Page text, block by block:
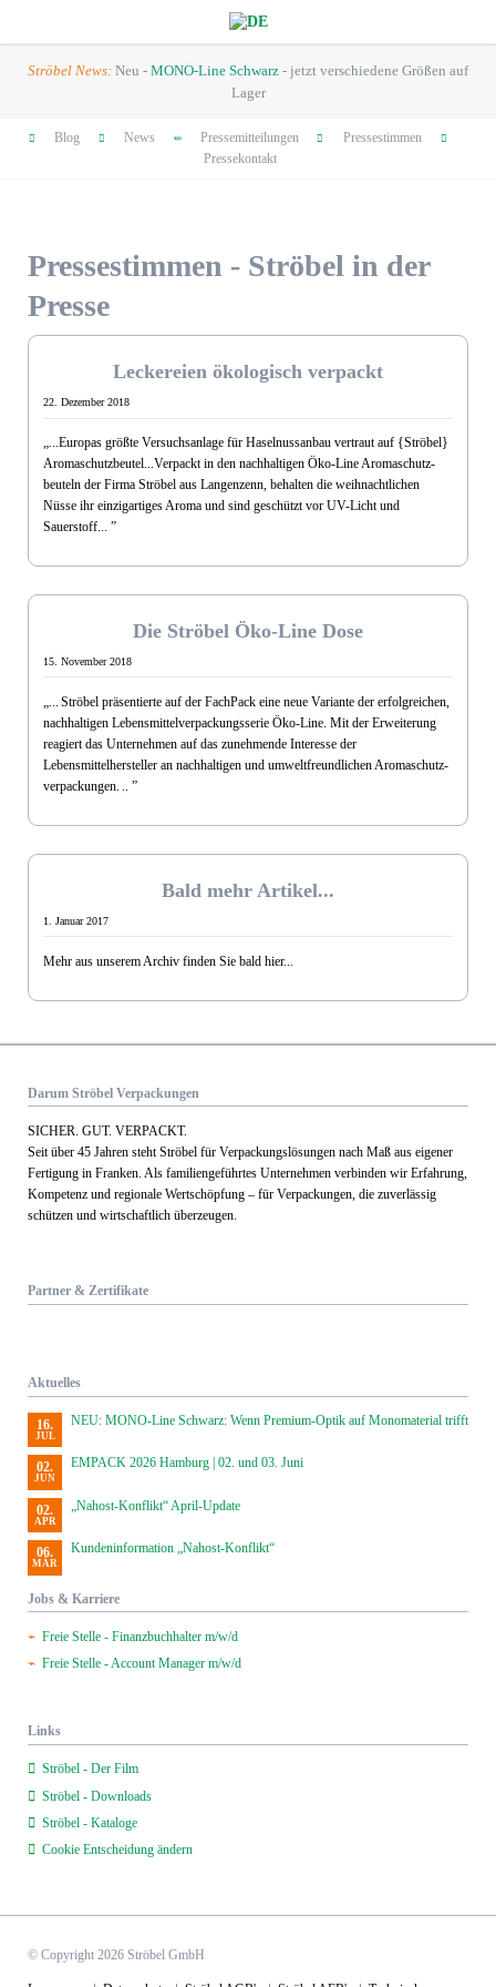
Ströbel News: Neu - MONO-Line Schwarz - jetzt verschiedene Größen auf
Lager
Navigation
Blog News Pressemitteilungen
Pressestimmen
Pressekontakt
Pressestimmen - Ströbel in der
Presse
Leckereien ökologisch verpackt
22. Dezember 2018
„...Europas größte Versuchsanlage für Haselnussanbau vertraut auf {Ströbel}
Aromaschutzbeutel...Verpackt in den nachhaltigen Öko-Line Aromaschutz­
beuteln der Firma Ströbel aus Langenzenn, behalten die weihnachtlichen
Nüsse ihr einzigartiges Aroma und sind geschützt vor UV-Licht und
Sauerstoff... ”
Die Ströbel Öko-Line Dose
15. November 2018
Ströbel präsentierte auf der FachPack eine neue Variante der erfolgreichen,
nachhaltigen Lebensmittelverpackungsserie Öko-Line. Mit der Erweiterung
reagiert das Unternehmen auf das zunehmende Interesse der
Lebensmittelhersteller an nachhaltigen und umweltfreundlichen Aroma­schutz­
verpackungen.
.. ”
Bald mehr Artikel...
1. Januar 2017
Mehr aus unserem Archiv finden Sie bald hier...
Darum Ströbel Verpackungen
SICHER. GUT. VERPACKT.
Seit über 45 Jahren steht Ströbel für Verpack­ungs­lösungen nach Maß aus eigener
Fertigung in Franken. Als familien­geführtes Unternehmen verbinden wir Erfahrung,
Kom­petenz und regionale Wert­schöpfung – für Verpackungen, die zuverlässig
schützen und wirtschaftlich überzeugen.
Partner & Zertifikate
Aktuelles
16.
JUL
NEU: MONO-Line Schwarz: Wenn Premium-Optik auf Monomaterial trifft
02.
JUN
EMPACK 2026 Hamburg | 02. und 03. Juni
02.
APR
„Nahost-Konflikt“ April-Update
06.
MÄR
Kundeninformation „Nahost-Konflikt“
Jobs & Karriere
Freie Stelle - Finanzbuchhalter m/w/d
Freie Stelle - Account Manager m/w/d
Links
Ströbel - Der Film
Ströbel - Downloads
Ströbel - Kataloge
Cookie Entscheidung ändern
© Copyright 2026 Ströbel GmbH